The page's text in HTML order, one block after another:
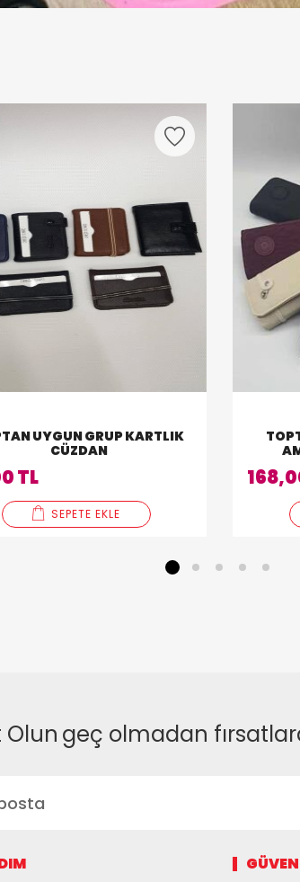
UYGUN GRUP KARTLIK
CÜZDAN
TL
SEPETE EKLE
2 3 4 5
Olun geç olmadan